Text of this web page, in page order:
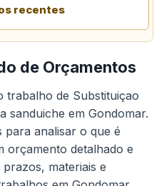
recentes
de Orçamentos
trabalho de Substituiçao
sanduiche em Gondomar.
analisar o que é
orçamento detalhado e
materiais e